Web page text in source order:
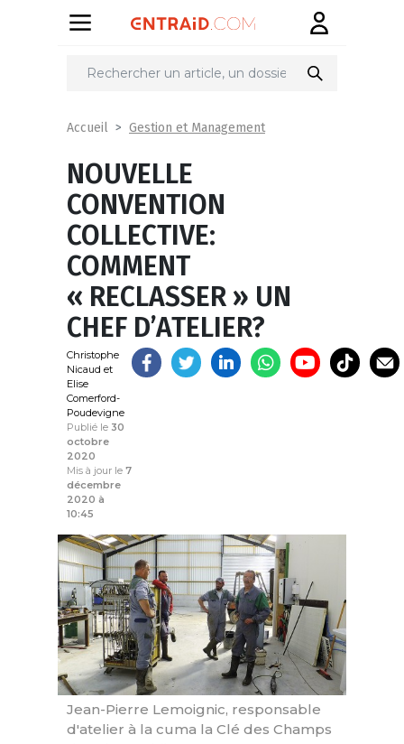
Partager
Accueil Gestion et Management
NOUVELLE
CONVENTION
COLLECTIVE:
COMMENT
« RECLASSER » UN
CHEF D’ATELIER?
Christophe
Nicaud et
Elise
Comerford-
Poudevigne
Publié le 30
octobre
2020
Mis à jour le 7
décembre
2020 à
10:45
Jean-Pierre Lemoignic, responsable
d'atelier à la cuma la Clé des Champs